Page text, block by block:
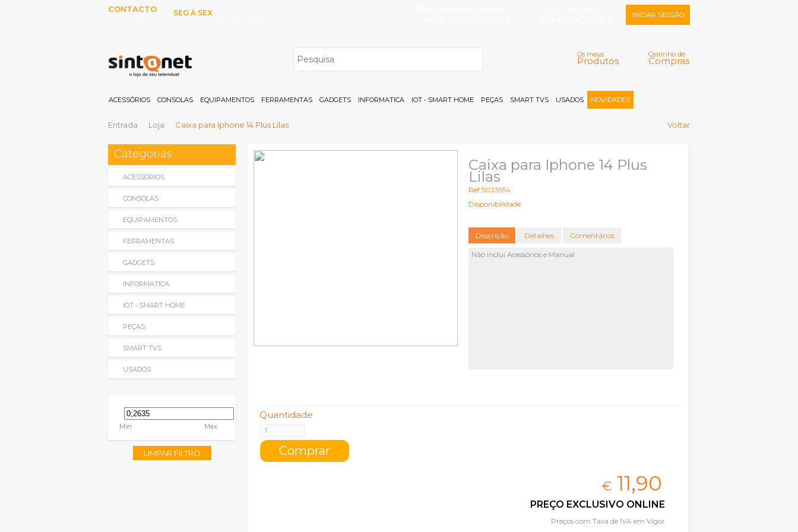
CONTACTO
SEG À SEX
Carrinho de
Compras
Os meus
Produtos
INICIAR SESSÃO
Memorizar
Registar |
ACESSÓRIOS CONSOLAS EQUIPAMENTOS FERRAMENTAS GADGETS INFORMATICA IOT - SMART HOME PEÇAS SMART TVS USADOS NOVIDADES
Entrada Loja Caixa para Iphone 14 Plus Lilas Voltar
Categorias
ACESSÓRIOS
CONSOLAS
EQUIPAMENTOS
FERRAMENTAS
GADGETS
INFORMATICA
IOT - SMART HOME
PEÇAS
SMART TVS
USADOS
Min Max
LIMPAR FILTRO
Caixa para Iphone 14 Plus
Lilas
Ref:5023554
Disponibilidade:
Descrição Detalhes Comentários
Não inclui Acessórios e Manual
Quantidade
€ 11,90
PREÇO EXCLUSIVO ONLINE
Preços com Taxa de IVA em Vigor